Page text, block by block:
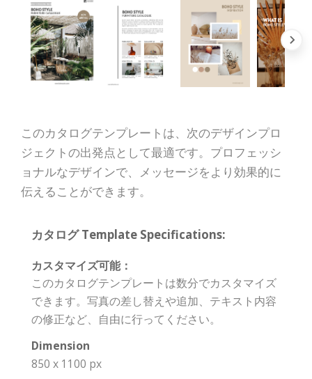
このカタログテンプレートは、次のデザインプロ
ジェクトの出発点として最適です。プロフェッシ
ョナルなデザインで、メッセージをより効果的に
伝えることができます。
カタログ Template Specifications:
カスタマイズ可能：
このカタログテンプレートは数分でカスタマイズ
できます。写真の差し替えや追加、テキスト内容
の修正など、自由に行ってください。
Dimension
850 x 1100 px